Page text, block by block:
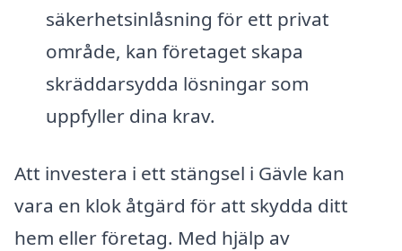
säkerhetsinlåsning för ett privat
område, kan företaget skapa
skräddarsydda lösningar som
uppfyller dina krav.
Att investera i ett stängsel i Gävle kan
vara en klok åtgärd för att skydda ditt
hem eller företag. Med hjälp av